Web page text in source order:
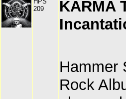
209
KARMA
Hammer
Rock